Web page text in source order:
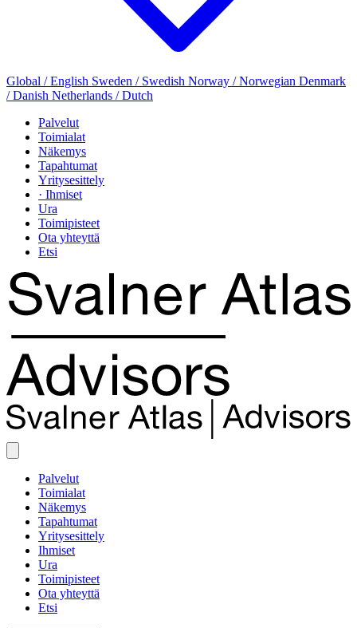
Global / English Sweden / Swedish Norway / Norwegian Denmark
/ Danish Netherlands / Dutch
Palvelut
Toimialat
Näkemys
Tapahtumat
Yritysesittely
· Ihmiset
Ura
Toimipisteet
Ota yhteyttä
Etsi
Palvelut
Toimialat
Näkemys
Tapahtumat
Yritysesittely
Ihmiset
Ura
Toimipisteet
Ota yhteyttä
Etsi